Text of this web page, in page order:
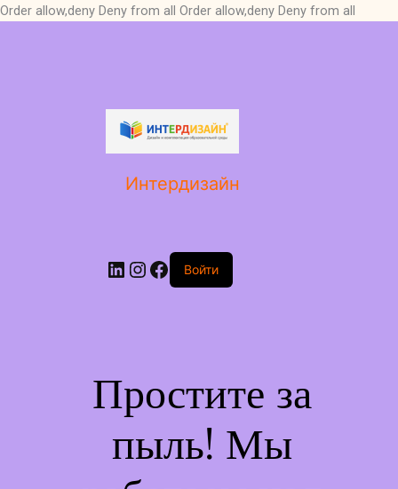
Order allow,deny Deny from all Order allow,deny Deny from all
Интердизайн
LinkedIn
Instagram
Facebook
Войти
Простите за
пыль! Мы